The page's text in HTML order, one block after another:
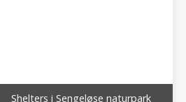
Shelters i Sengeløse naturpark